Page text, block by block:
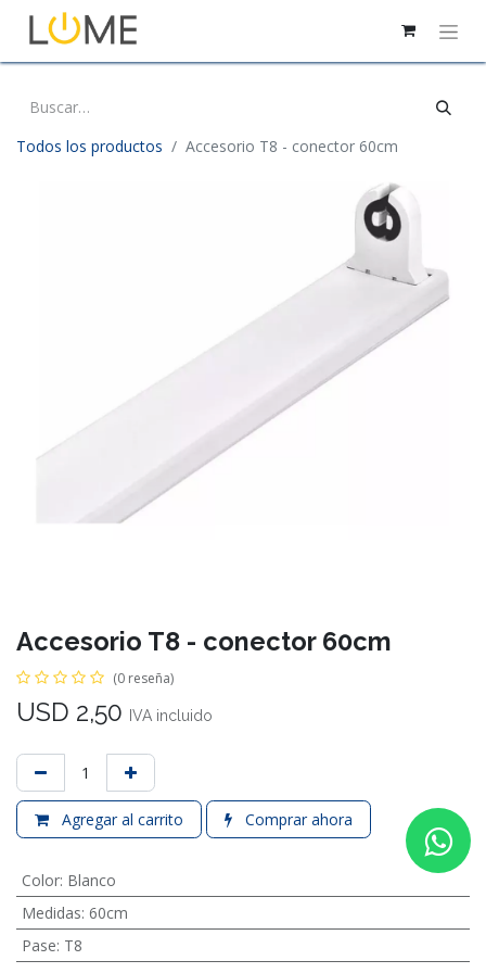
Todos los productos Accesorio T8 - conector 60cm
Accesorio T8 - conector 60cm
(0 reseña)
USD 2,50 IVA incluido
Agregar al carrito Comprar ahora
Color: Blanco
Medidas: 60cm
Pase: T8